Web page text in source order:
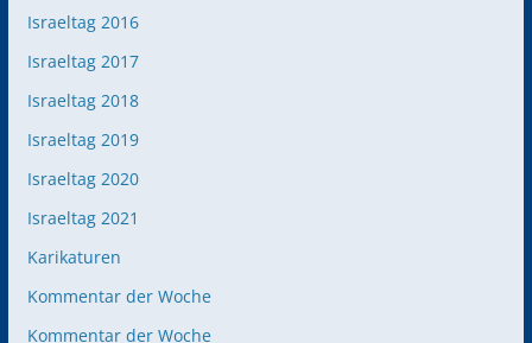
Israeltag 2016
Israeltag 2017
Israeltag 2018
Israeltag 2019
Israeltag 2020
Israeltag 2021
Karikaturen
Kommentar der Woche
Kommentar der Woche